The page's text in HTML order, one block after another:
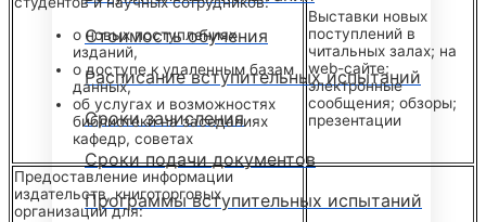
Стоимость обучения
Расписание вступительных испытаний
Сроки зачисления
Сроки подачи документов
Программы вступительных испытаний
о новых поступлениях
изданий,
о доступе к удаленным базам
данных,
об услугах и возможностях
библиотеки на заседаниях
кафедр, советах
Выставки новых
поступлений в
читальных залах; на
web-сайте;
электронные
сообщения; обзоры;
презентации
Предоставление информации
издательств, книготорговых
организаций для: